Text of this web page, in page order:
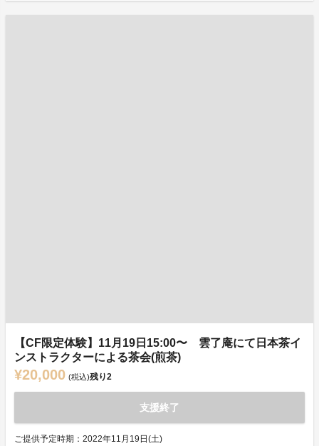
【CF限定体験】11月19日15:00〜 雲了庵にて日本茶イ
ンストラクターによる茶会(煎茶)
¥20,000 (税込)残り2
支援終了
ご提供予定時期：2022年11月19日(土)